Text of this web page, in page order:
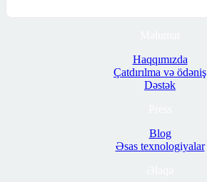
Haqqımızda
Çatdırılma və ödəniş
Dəstək
Blog
Əsas texnologiyalar